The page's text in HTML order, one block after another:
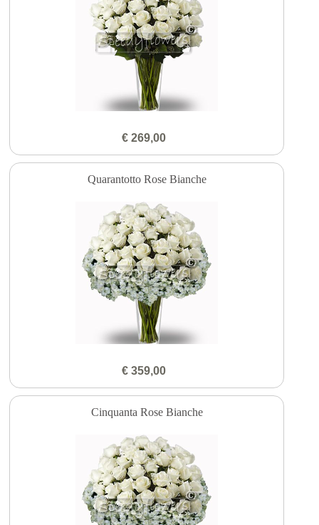
€ 269,00
Quarantotto Rose Bianche
€ 359,00
Cinquanta Rose Bianche